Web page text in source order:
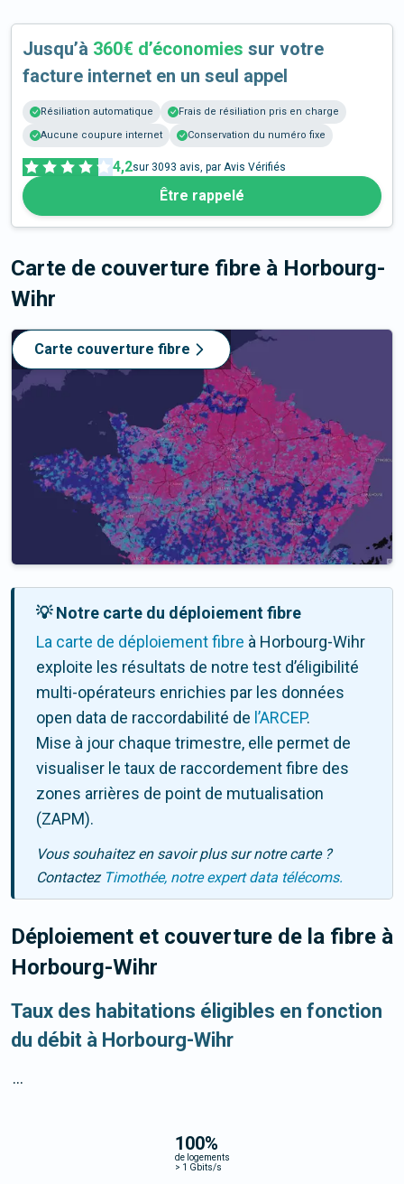
Jusqu’à 360€ d’économies sur votre
facture internet en un seul appel
Résiliation automatique
Frais de résiliation pris en charge
Aucune coupure internet
Conservation du numéro fixe
4,2sur 3093 avis, par Avis Vérifiés
Être rappelé
Carte de couverture fibre à Horbourg-
Wihr
Carte couverture fibre
💡 Notre carte du déploiement fibre
La carte de déploiement fibre à Horbourg-Wihr
exploite les résultats de notre test d’éligibilité
multi-opérateurs enrichies par les données
open data de raccordabilité de l’ARCEP.
Mise à jour chaque trimestre, elle permet de
visualiser le taux de raccordement fibre des
zones arrières de point de mutualisation
(ZAPM).
Vous souhaitez en savoir plus sur notre carte ?
Contactez Timothée, notre expert data télécoms.
Déploiement et couverture de la fibre à
Horbourg-Wihr
Taux des habitations éligibles en fonction
du débit à Horbourg-Wihr
100%
de logements
> 1 Gbits/s
...